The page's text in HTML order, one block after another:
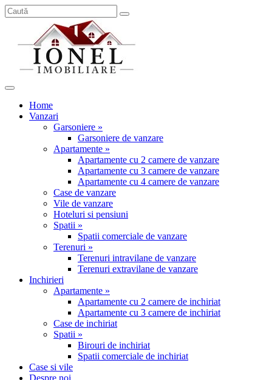
Home
Vanzari
Garsoniere »
Garsoniere de vanzare
Apartamente »
Apartamente cu 2 camere de vanzare
Apartamente cu 3 camere de vanzare
Apartamente cu 4 camere de vanzare
Case de vanzare
Vile de vanzare
Hoteluri si pensiuni
Spatii »
Spatii comerciale de vanzare
Terenuri »
Terenuri intravilane de vanzare
Terenuri extravilane de vanzare
Inchirieri
Apartamente »
Apartamente cu 2 camere de inchiriat
Apartamente cu 3 camere de inchiriat
Case de inchiriat
Spatii »
Birouri de inchiriat
Spatii comerciale de inchiriat
Case si vile
Despre noi